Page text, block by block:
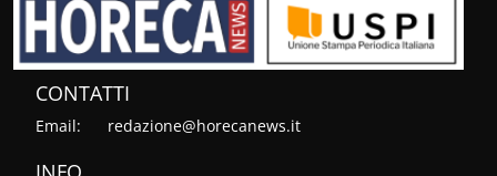
CONTATTI
Email: redazione@horecanews.it